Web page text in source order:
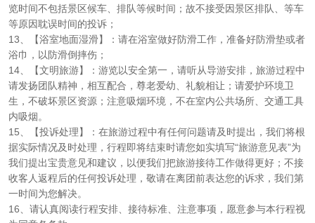
览时间不包括景区候车、排队等候时间；故不接受因景区排队、等车
等原因耽误时间的投诉；
13、【浴室地面湿滑】：请在浴室做好防滑工作，准备好防滑垫或者
浴巾，以防滑倒摔伤；
14、【文明旅游】：游览以安全第一，请听从导游安排，旅游过程中
请发扬团队精神，相互配合，尊老爱幼、礼貌相让；请爱护环境卫
生，不破坏景区资源；注意吸烟环境，不在室内公共场所、交通工具
内吸烟。
15、【投诉处理】：在旅游过程中有任何问题请及时提出，我们将根
据实际情况及时处理，行程即将结束时请您如实填写“旅游意见表”为
我们提出宝贵意见和建议，以便我们把旅游接待工作做得更好；不接
收客人返程后的任何投诉处理，敬请在离团前表达您的诉求，我们第
一时间为您解决。
16、请认真阅读行程安排、接待标准、注意事项，愿意参与本行程视